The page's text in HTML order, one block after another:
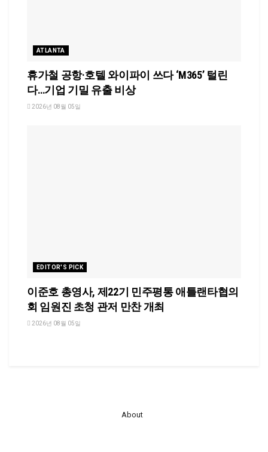
ATLANTA
휴가철 공항·호텔 와이파이 쓰다 ‘M365’ 털린
다…기업 기밀 유출 비상
2026년 08월 05일
EDITOR'S PICK
이준호 총영사, 제22기 민주평통 애틀랜타협의
회 임원진 초청 관저 만찬 개최
2026년 08월 05일
About